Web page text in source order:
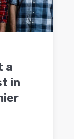
a
in